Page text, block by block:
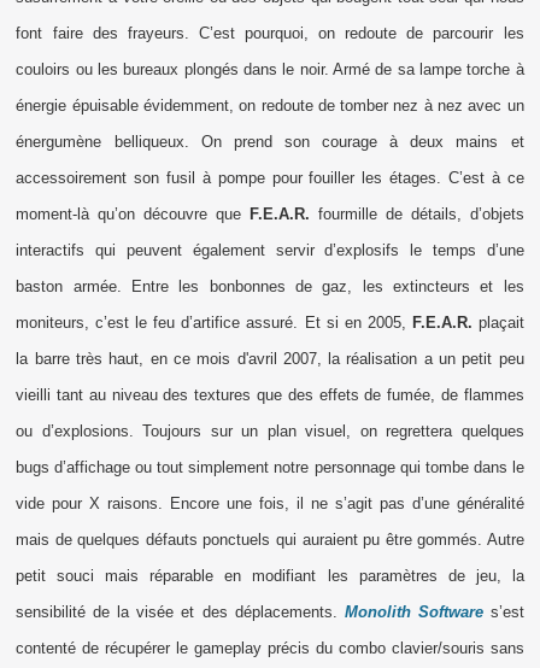
font faire des frayeurs. C’est pourquoi, on redoute de parcourir les
couloirs ou les bureaux plongés dans le noir. Armé de sa lampe torche à
énergie épuisable évidemment, on redoute de tomber nez à nez avec un
énergumène belliqueux. On prend son courage à deux mains et
accessoirement son fusil à pompe pour fouiller les étages. C’est à ce
moment-là qu’on découvre que F.E.A.R. fourmille de détails, d’objets
interactifs qui peuvent également servir d’explosifs le temps d’une
baston armée. Entre les bonbonnes de gaz, les extincteurs et les
moniteurs, c’est le feu d’artifice assuré. Et si en 2005,
F.E.A.R. plaçait
la barre très haut, en ce mois d'avril 2007, la réalisation a un petit peu
vieilli tant au niveau des textures que des effets de fumée, de flammes
ou d’explosions. Toujours sur un plan visuel, on regrettera quelques
bugs d’affichage ou tout simplement notre personnage qui tombe dans le
vide pour X raisons. Encore une fois, il ne s’agit pas d’une généralité
mais de quelques défauts ponctuels qui auraient pu être gommés. Autre
petit souci mais réparable en modifiant les paramètres de jeu, la
sensibilité de la visée et des déplacements. Monolith Softwares’est
contenté de récupérer le gameplay précis du combo clavier/souris sans